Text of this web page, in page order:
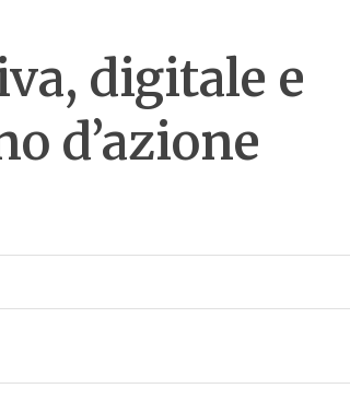
digitale e
d’azione